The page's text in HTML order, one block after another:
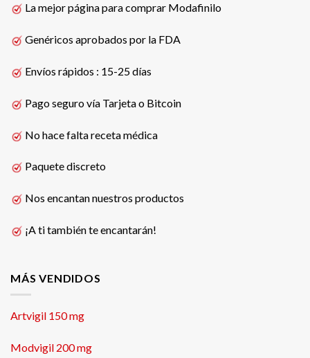
La mejor página para comprar Modafinilo
Genéricos aprobados por la FDA
Envíos rápidos : 15-25 días
Pago seguro vía Tarjeta o Bitcoin
No hace falta receta médica
Paquete discreto
Nos encantan nuestros productos
¡A ti también te encantarán!
MÁS VENDIDOS
Artvigil 150 mg
Modvigil 200 mg